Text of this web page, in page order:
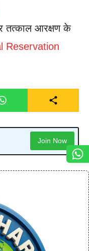
तत्काल आरक्षण के
Reservation
Join Now